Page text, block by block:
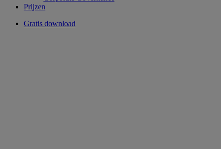
Prijzen
Gratis download